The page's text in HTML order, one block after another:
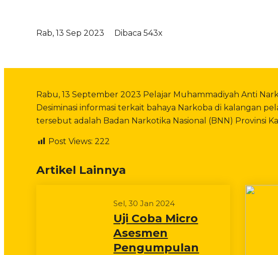
Rab, 13 Sep 2023 Dibaca 543x
Rabu, 13 September 2023 Pelajar Muhammadiyah Anti
Desiminasi informasi terkait bahaya Narkoba di kalangan
tersebut adalah Badan Narkotika Nasional (BNN) Provinsi
Post Views: 222
Artikel Lainnya
Sel, 30 Jan 2024
Uji Coba Micro
Asesmen
Pengumpulan